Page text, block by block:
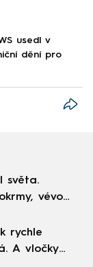
usedl v
dění pro
světa.
vévodí
rychle
A vločky